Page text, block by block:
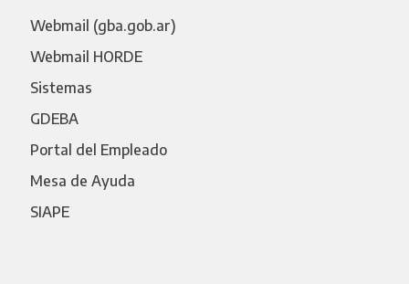
Webmail (gba.gob.ar)
Webmail HORDE
Sistemas
GDEBA
Portal del Empleado
Mesa de Ayuda
SIAPE